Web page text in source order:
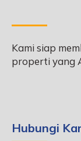
Kami siap
properti yang
Hubungi